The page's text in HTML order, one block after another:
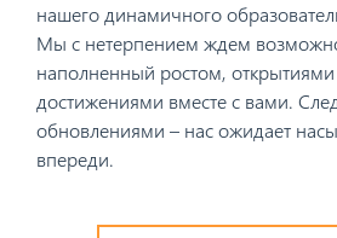
нашего динамичного
Мы с нетерпением ждем
наполненный ростом,
достижениями вместе с вами.
обновлениями – нас ожидает
впереди.